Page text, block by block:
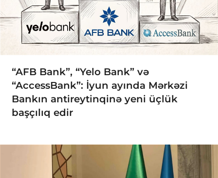
“AFB Bank”, “Yelo Bank” və
“AccessBank”: İyun ayında Mərkəzi
Bankın antireytinqinə yeni üçlük
başçılıq edir